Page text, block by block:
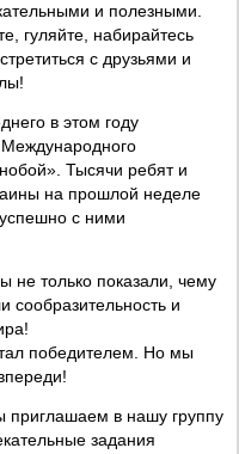
и полезными.
гуляйте, набирайтесь
с друзьями и
в этом году
Международного
Тысячи ребят и
на прошлой неделе
с ними
только показали, чему
сообразительность и
победителем. Но мы
приглашаем в нашу группу
задания